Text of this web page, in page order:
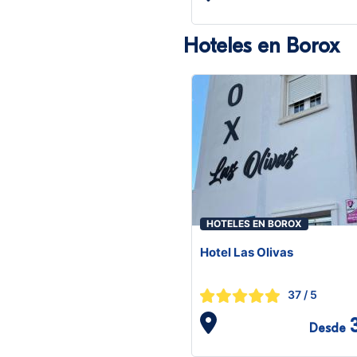
Hoteles en Borox
HOTELES EN BOROX
Hotel Las Olivas
37 / 5
Desde